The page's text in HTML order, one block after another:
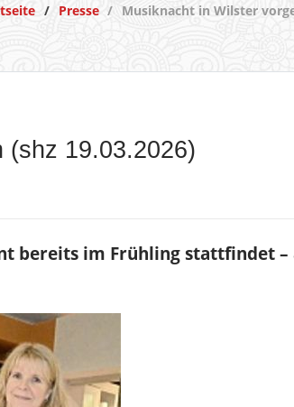
Presse Musiknacht in Wilster
(shz 19.03.2026)
bereits im Frühling stattfindet –